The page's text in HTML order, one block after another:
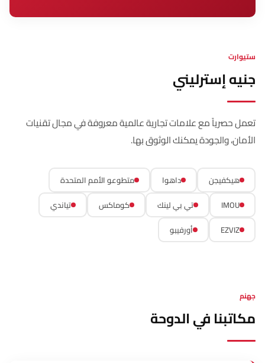
ستيوارت
جنيه إسترليني
تعمل حصرياً مع علامات تجارية عالمية معروفة في مجال تقنيات
الأمان، والجودة يمكنك الوثوق بها.
هيكفيجن داهوا
متطوعو الأمم المتحدة
IMOU
تي بي لينك كوماكس
تياندي
EZVIZ
أورفيبو
جهنم
مكاتبنا في الدوحة